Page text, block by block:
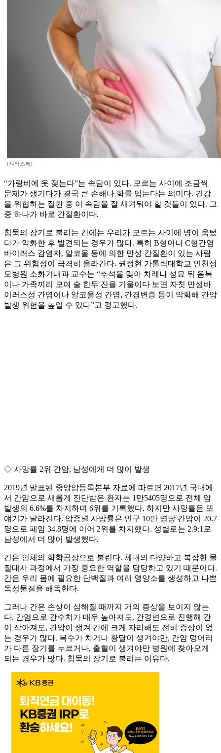
(셔터스톡)
“가랑비에 옷 젖는다”는 속담이 있다. 모르는 사이에 조금씩
문제가 생기다가 결국 큰 손해나 화를 입는다는 의미다. 건강
을 위협하는 질환 중 이 속담을 잘 새겨둬야 할 것들이 있다. 그
중 하나가 바로 간질환이다.
침묵의 장기로 불리는 간에는 우리가 모르는 사이에 병이 움텄
다가 악화한 후 발견되는 경우가 많다. 특히 B형이나 C형간염
바이러스 감염자, 알코올 등에 의한 만성 간질환이 있는 사람
은 그 위험성이 급격히 올라간다. 권정현 가톨릭대학교 인천성
모병원 소화기내과 교수는 “추석을 맞아 차례나 성묘 뒤 음복
이나 가족끼리 모여 술 한두 잔을 기울이다 보면 자칫 만성바
이러스성 간염이나 알코올성 간염, 간경변증 등이 악화해 간암
발생 위험을 높일 수 있다”고 경고했다.
◇ 사망률 2위 간암, 남성에게 더 많이 발생
2019년 발표된 중앙암등록본부 자료에 따르면 2017년 국내에
서 간암으로 새롭게 진단받은 환자는 1만5405명으로 전체 암
발생의 6.6%를 차지하며 6위를 기록했다. 하지만 사망률은 또
얘기가 달라진다. 암종별 사망률은 인구 10만 명당 간암이 20.7
명으로 폐암 34.8명에 이어 2위를 차지했다. 성별로는 2.9:1로
남성에서 더 많이 발생했다.
간은 인체의 화학공장으로 불린다. 체내의 다양하고 복잡한 물
질대사 과정에서 가장 중요한 역할을 담당하고 있기 때문이다.
간은 우리 몸에 필요한 단백질과 여러 영양소를 생성하고 나쁜
독성물질을 해독한다.
그러나 간은 손상이 심해질 때까지 거의 증상을 보이지 않는
다. 간염으로 간수치가 매우 높아져도, 간경변으로 진행해 간
이 작아져도, 간암이 생겨 간에 크게 자리해도 전혀 증상이 없
는 경우가 많다. 복수가 차거나 황달이 생겨야만, 간암 덩어리
가 다른 장기를 누르거나, 출혈이 생겨야만 병원에 찾아오게
되는 경우가 많다. 침묵의 장기로 불리는 이유다.